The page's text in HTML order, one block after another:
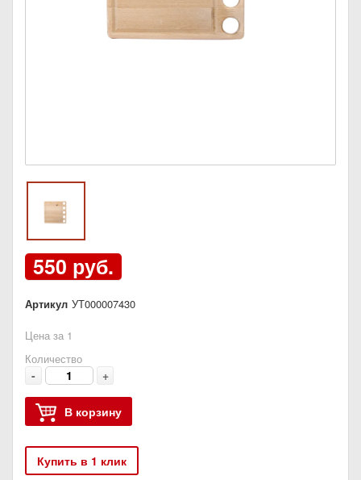
550 руб.
Артикул УТ000007430
Цена за 1
Количество
- +
В корзину
Купить в 1 клик